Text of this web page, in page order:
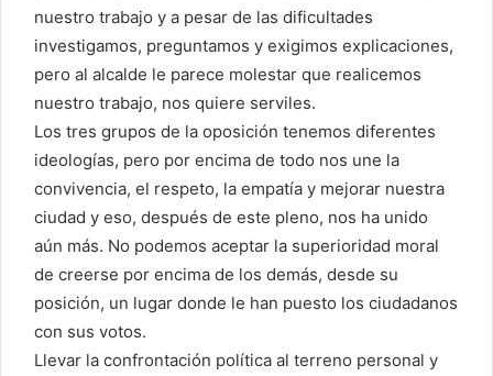
nuestro trabajo y a pesar de las dificultades
investigamos, preguntamos y exigimos explicaciones,
pero al alcalde le parece molestar que realicemos
nuestro trabajo, nos quiere serviles.
Los tres grupos de la oposición tenemos diferentes
ideologías, pero por encima de todo nos une la
convivencia, el respeto, la empatía y mejorar nuestra
ciudad y eso, después de este pleno, nos ha unido
aún más. No podemos aceptar la superioridad moral
de creerse por encima de los demás, desde su
posición, un lugar donde le han puesto los ciudadanos
con sus votos.
Llevar la confrontación política al terreno personal y